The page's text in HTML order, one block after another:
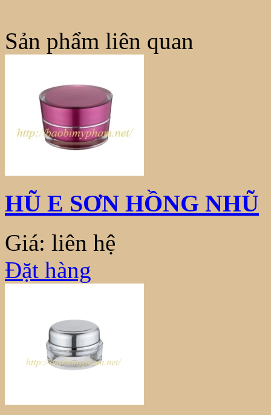
Sản phẩm liên quan
HŨ E SƠN HỒNG NHŨ
Giá: liên hệ
Đặt hàng